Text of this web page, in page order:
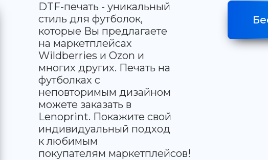
DTF-печать - уникальный
стиль для футболок,
которые Вы предлагаете
на маркетплейсах
Wildberries и Ozon и
многих других. Печать на
футболках с
неповторимым дизайном
можете заказать в
Lenoprint. Покажите свой
индивидуальный подход
к любимым
покупателям маркетплейсов!